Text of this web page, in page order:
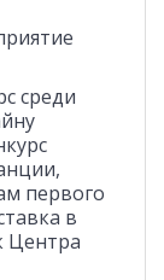
среди
первого
в
Центра